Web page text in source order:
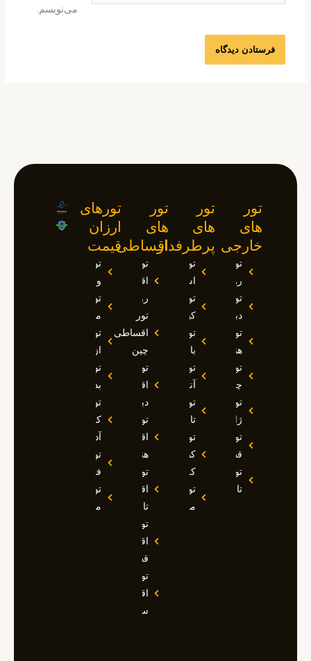
می‌نویسم.
تور
های
خارجی
تور
روسیه
تور
دبی
تور
هند
تور
چین
تور
ژاپن
تور
قطر
تور
تاجیکستان
تور
های
پرطرفدار
تور
استانبول
تور
کیش
تور
بالی
تور
آنتالیا
تور
تایلند
تور
کشتی
کروز
تور
مالدیو
تور
های
اقساطی
تور
اقساطی
روسیه
تور
اقساطی
چین
تور
اقساطی
دبی
تور
اقساطی
هند
تور
اقساطی
تاجیکستان
تور
اقساطی
قطر
تور
اقساطی
سوچی
تورهای
ارزان
قیمت
تور
وان
تور
مارماریس
تور
ازمیر
تور
بدروم
تور
کوش
آداسی
تور
فتحیه
تور
مالزی